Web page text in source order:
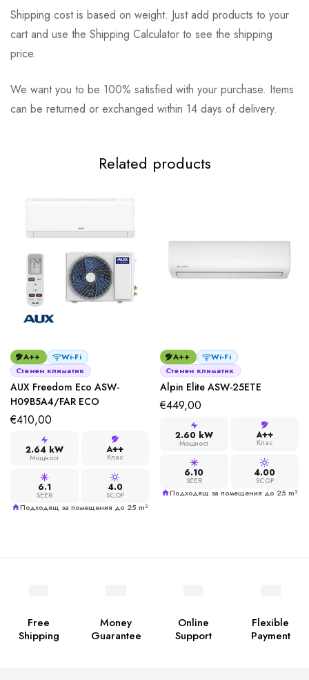
Shipping cost is based on weight. Just add products to your
cart and use the Shipping Calculator to see the shipping
price.
We want you to be 100% satisfied with your purchase. Items
can be returned or exchanged within 14 days of delivery.
Related products
A++
Wi-Fi
Стенен климатик
AUX Freedom Eco ASW-
H09B5A4/FAR ECO
€410,00
2.64 kW
Мощност
A++
Клас
6.1
SEER
4.0
SCOP
Подходящ за помещения до 25 m²
A++
Wi-Fi
Стенен климатик
Alpin Elite ASW-25ETE
€449,00
2.60 kW
Мощност
A++
Клас
6.10
SEER
4.00
SCOP
Подходящ за помещения до 25 m²
Free
Shipping
Money
Guarantee
Online
Support
Flexible
Payment